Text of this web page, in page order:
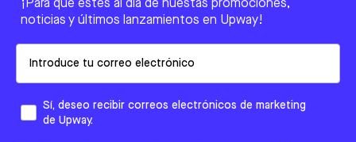
¡Para que estés al día de nuestas promociones,
noticias y últimos lanzamientos en Upway!
Sí, deseo recibir correos electrónicos de marketing
de Upway.